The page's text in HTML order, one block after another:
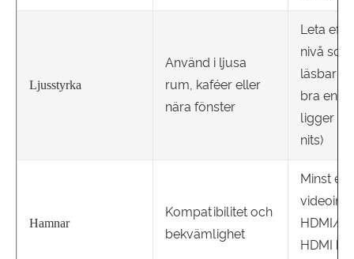
Ljusstyrka
Använd i ljusa
rum, kaféer eller
nära fönster
Leta
nivå
läsbar
bra
ligger
nits)
Hamnar
Kompatibilitet och
bekvämlighet
Minst en
HDMI/
HDMI